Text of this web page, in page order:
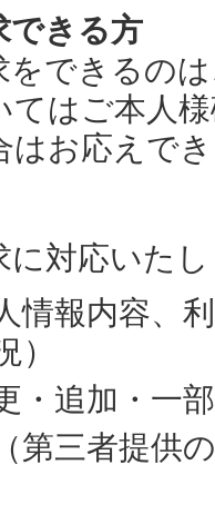
できる方
をできるの
てはご本人
はお応えで
に対応いた
情報内容、
・追加・一
第三者提供